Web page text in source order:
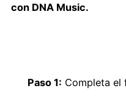
con DNA Music.
Paso 1: Completa el